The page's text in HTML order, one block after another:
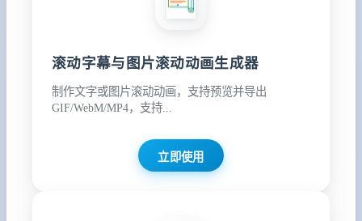
滚动字幕与图片滚动动画生成器
制作文字或图片滚动动画，支持预览并导出
GIF/WebM/MP4，支持...
立即使用